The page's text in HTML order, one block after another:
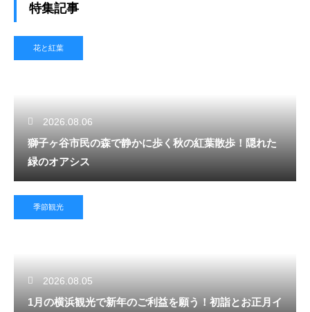
特集記事
花と紅葉
2026.08.06
獅子ヶ谷市民の森で静かに歩く秋の紅葉散歩！隠れた
緑のオアシス
季節観光
2026.08.05
1月の横浜観光で新年のご利益を願う！初詣とお正月イ